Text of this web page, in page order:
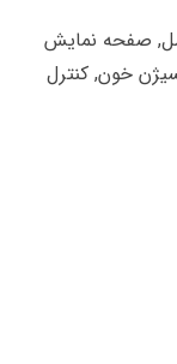
صفحه نمایش
خون, کنترل